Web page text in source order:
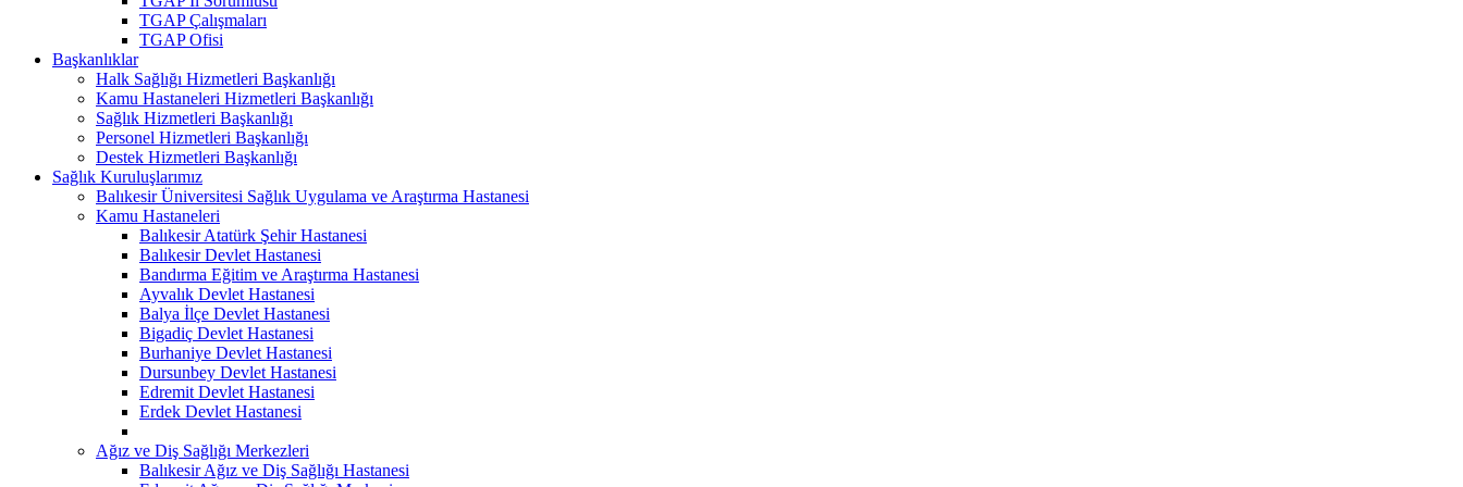
TGAP Çalışmaları
TGAP Ofisi
Başkanlıklar
Halk Sağlığı Hizmetleri Başkanlığı
Kamu Hastaneleri Hizmetleri Başkanlığı
Sağlık Hizmetleri Başkanlığı
Personel Hizmetleri Başkanlığı
Destek Hizmetleri Başkanlığı
Sağlık Kuruluşlarımız
Balıkesir Üniversitesi Sağlık Uygulama ve Araştırma Hastanesi
Kamu Hastaneleri
Balıkesir Atatürk Şehir Hastanesi
Balıkesir Devlet Hastanesi
Bandırma Eğitim ve Araştırma Hastanesi
Ayvalık Devlet Hastanesi
Balya İlçe Devlet Hastanesi
Bigadiç Devlet Hastanesi
Burhaniye Devlet Hastanesi
Dursunbey Devlet Hastanesi
Edremit Devlet Hastanesi
Erdek Devlet Hastanesi
Ağız ve Diş Sağlığı Merkezleri
Balıkesir Ağız ve Diş Sağlığı Hastanesi